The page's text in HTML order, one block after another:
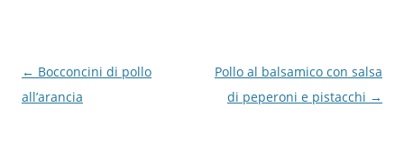
Navigazione
articolo
← Bocconcini di pollo
all’arancia
Pollo al balsamico con salsa
di peperoni e pistacchi →